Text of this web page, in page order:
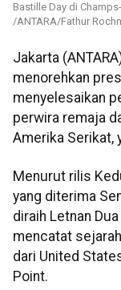
Bastille Day di
/ANTARA/Fathur
Jakarta
menorehkan
menyelesaikan
perwira remaja
Amerika Serikat,
Menurut rilis
yang diterima
diraih Letnan
mencatat
dari United
Point.